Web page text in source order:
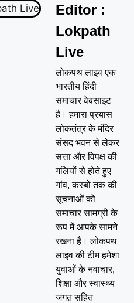
Editor :
Lokpath
Live
लोकपथ लाइव एक
भारतीय हिंदी
समाचार वेबसाइट
है। हमारा प्रयास
लोकतंत्र के मंदिर
संसद भवन से लेकर
सत्ता और विपक्ष की
गलियों से होते हुए
गांव, कस्बों तक की
सूचनाओं को
समाचार सामग्री के
रूप में आपके सामने
रखना है। लोकपथ
लाइव की टीम हमेशा
युवाओं के नवाचार,
शिक्षा और स्वास्थ्य
जगत सहित